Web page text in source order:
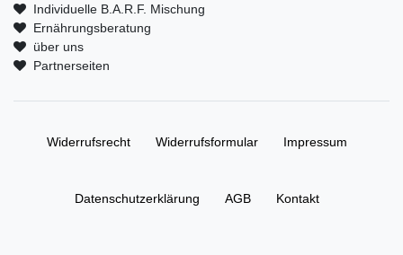
Individuelle B.A.R.F. Mischung
Ernährungsberatung
über uns
Partnerseiten
Widerrufs­recht Widerrufs­formular Impressum
Daten­schutz­erklärung AGB Kontakt